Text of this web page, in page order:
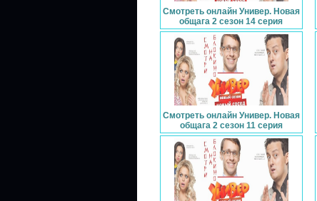
Смотреть онлайн Универ. Новая
общага 2 сезон 14 серия
Смотреть онлайн Универ. Новая
общага 2 сезон 11 серия